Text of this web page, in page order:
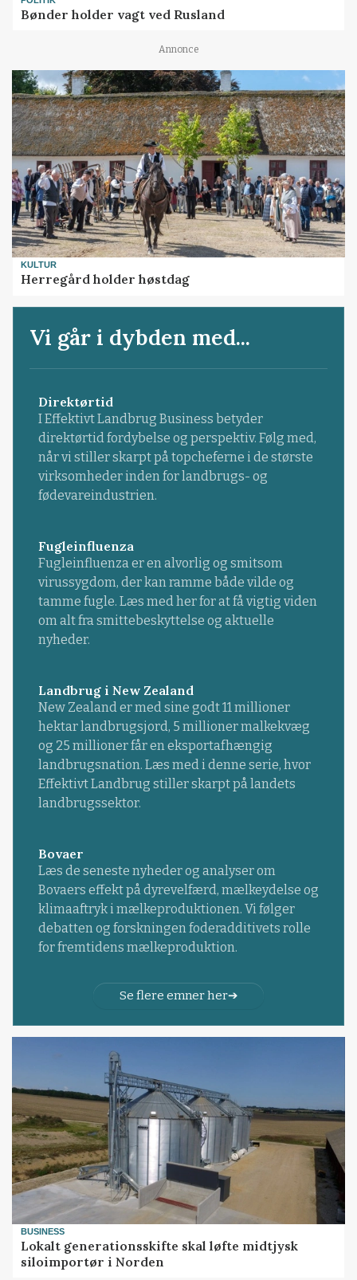
Bønder holder vagt ved Rusland
Annonce
KULTUR
Herregård holder høstdag
Vi går i dybden med...
Direktørtid
I Effektivt Landbrug Business betyder
direktørtid fordybelse og perspektiv. Følg med,
når vi stiller skarpt på topcheferne i de største
virksomheder inden for landbrugs- og
fødevareindustrien.
Fugleinfluenza
Fugleinfluenza er en alvorlig og smitsom
virussygdom, der kan ramme både vilde og
tamme fugle. Læs med her for at få vigtig viden
om alt fra smittebeskyttelse og aktuelle
nyheder.
Landbrug i New Zealand
New Zealand er med sine godt 11 millioner
hektar landbrugsjord, 5 millioner malkekvæg
og 25 millioner får en eksportafhængig
landbrugsnation. Læs med i denne serie, hvor
Effektivt Landbrug stiller skarpt på landets
landbrugssektor.
Bovaer
Læs de seneste nyheder og analyser om
Bovaers effekt på dyrevelfærd, mælkeydelse og
klimaaftryk i mælkeproduktionen. Vi følger
debatten og forskningen foderadditivets rolle
for fremtidens mælkeproduktion.
Se flere emner her
BUSINESS
Lokalt generationsskifte skal løfte midtjysk
siloimportør i Norden